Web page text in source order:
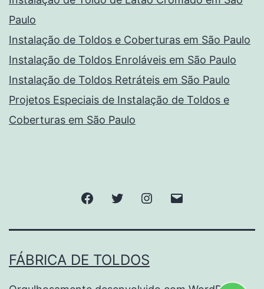
Paulo
Instalação de Toldos e Coberturas em São Paulo
Instalação de Toldos Enroláveis em São Paulo
Instalação de Toldos Retráteis em São Paulo
Projetos Especiais de Instalação de Toldos e
Coberturas em São Paulo
FacebookTwitter Instagram
FÁBRICA DE TOLDOS